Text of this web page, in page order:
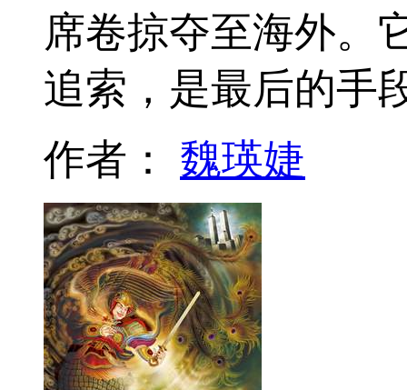
席卷掠夺至海外。
追索，是最后的手
作者： 魏瑛婕